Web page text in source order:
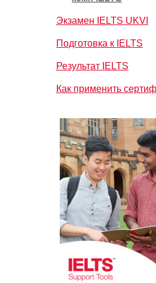
Экзамен IELTS UKVI
Подготовка к IELTS
Результат IELTS
Как применить